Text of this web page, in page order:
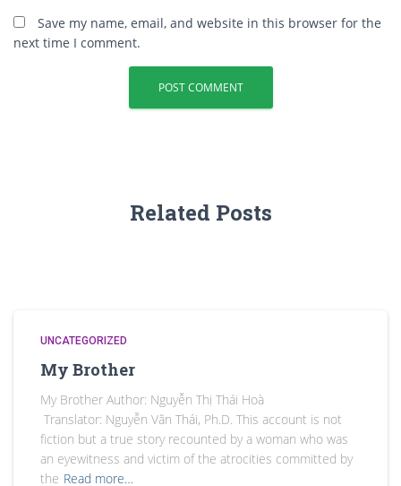
Save my name, email, and website in this browser for the
next time I comment.
Related Posts
UNCATEGORIZED
My Brother
My Brother Author: Nguyễn Thị Thái Hoà
Translator: Nguyễn Văn Thái, Ph.D. This account is not
fiction but a true story recounted by a woman who was
an eyewitness and victim of the atrocities committed by
the Read more…